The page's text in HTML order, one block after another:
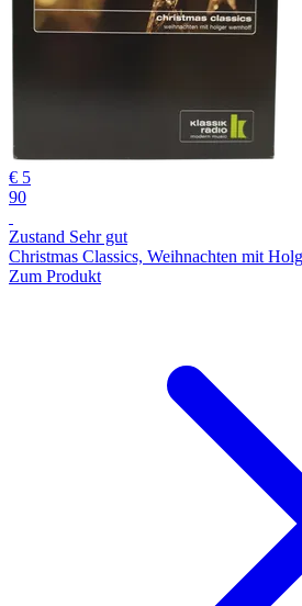
€ 5
90
Zustand Sehr gut
Christmas Classics, Weihnachten mit
Zum Produkt